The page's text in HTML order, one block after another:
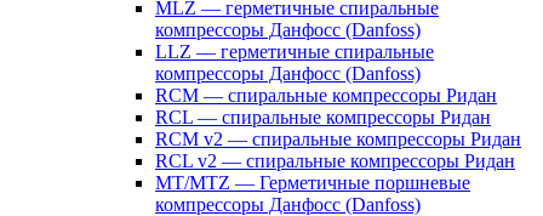
MLZ — герметичные спиральные
компрессоры Данфосс (Danfoss)
LLZ — герметичные спиральные
компрессоры Данфосс (Danfoss)
RCM — спиральные компрессоры Ридан
RCL — спиральные компрессоры Ридан
RCM v2 — спиральные компрессоры Ридан
RCL v2 — спиральные компрессоры Ридан
MT/MTZ — Герметичные поршневые
компрессоры Данфосс (Danfoss)